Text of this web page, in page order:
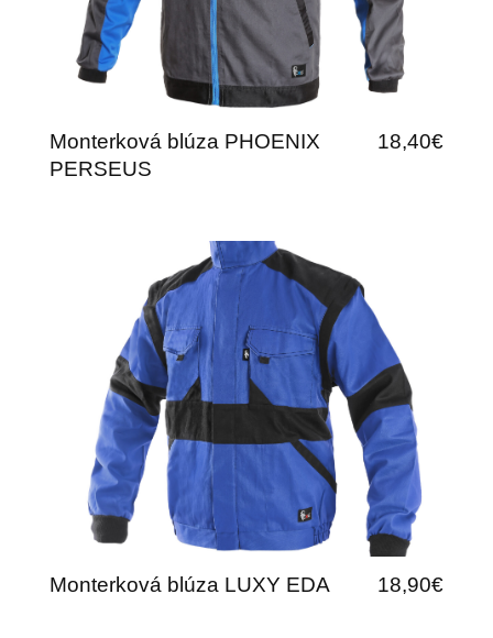
Monterková blúza PHOENIX
PERSEUS
18,40€
Monterková blúza LUXY EDA 18,90€